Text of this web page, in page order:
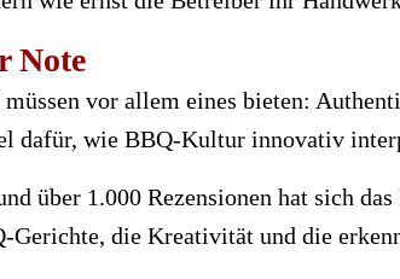
Note
vor allem eines bieten:
dafür, wie BBQ-Kultur innovativ
über 1.000 Rezensionen hat sich
die Kreativität und die